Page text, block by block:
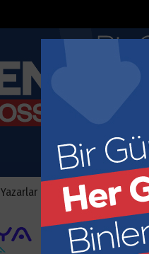
Yazarlar Anketler Nöbetçi